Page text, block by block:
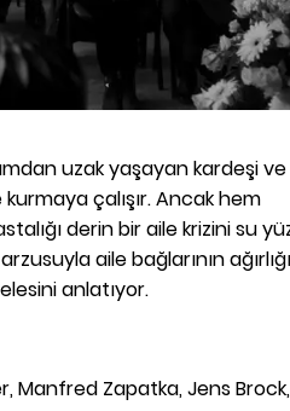
uzak yaşayan kardeşi ve
çalışır. Ancak hem
derin bir aile krizini su
aile bağlarının ağırlığı
anlatıyor.
Manfred Zapatka, Jens Brock,